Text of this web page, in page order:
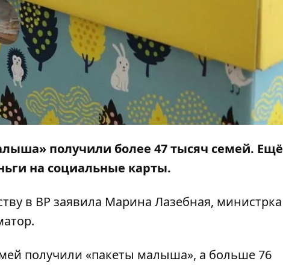
получили более 47 тысяч семей. Ещё
на социальные карты.
в ВР заявила Марина Лазебная, министрка
.
получили «пакеты малыша», а больше 76